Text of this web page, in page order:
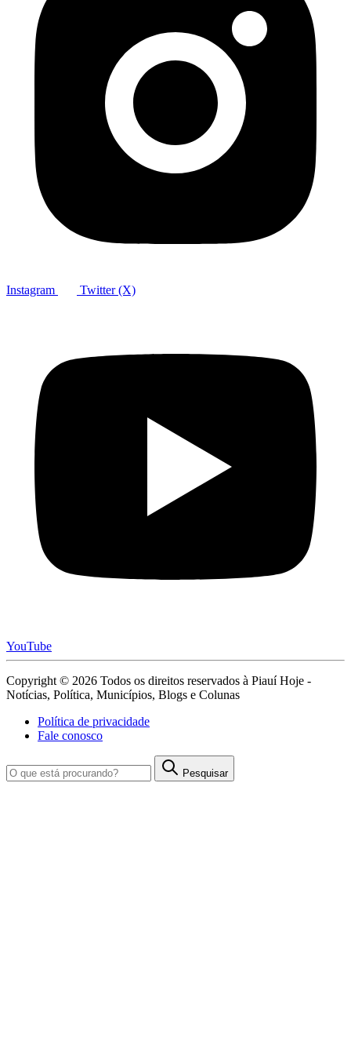
Instagram Twitter (X)
YouTube
Copyright © 2026 Todos os direitos reservados à Piauí Hoje -
Notícias, Política, Municípios, Blogs e Colunas
Política de privacidade
Fale conosco
Pesquisar